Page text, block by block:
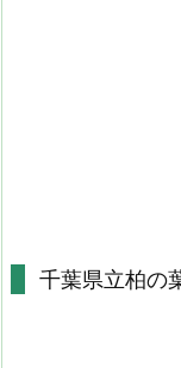
千葉県立柏の